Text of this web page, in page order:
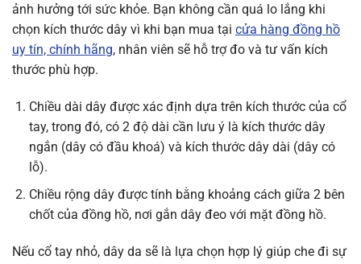
ảnh hưởng tới sức khỏe. Bạn không cần quá lo lắng khi
chọn kích thước dây vì khi bạn mua tại cửa hàng đồng hồ
uy tín, chính hãng, nhân viên sẽ hỗ trợ đo và tư vấn kích
thước phù hợp.
Chiều dài dây được xác định dựa trên kích thước của cổ
tay, trong đó, có 2 độ dài cần lưu ý là kích thước dây
ngắn (dây có đầu khoá) và kích thước dây dài (dây có
lỗ).
Chiều rộng dây được tính bằng khoảng cách giữa 2 bên
chốt của đồng hồ, nơi gắn dây đeo với mặt đồng hồ.
Nếu cổ tay nhỏ, dây da sẽ là lựa chọn hợp lý giúp che đi sự